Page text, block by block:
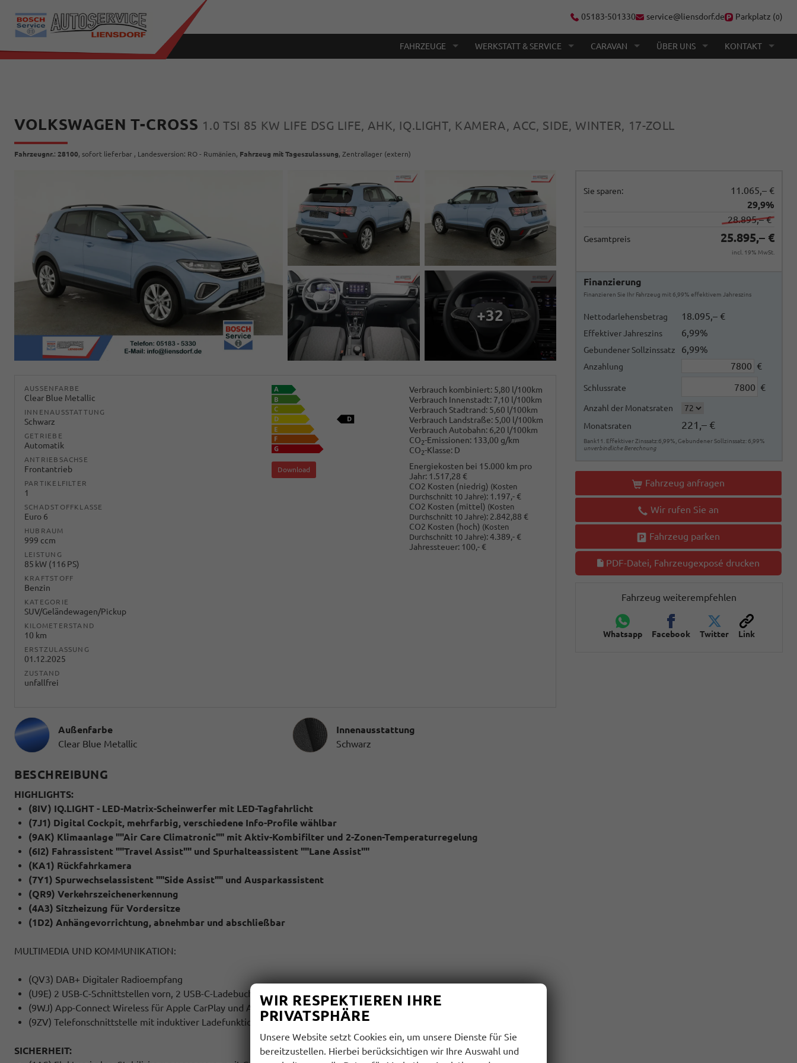
05183-501330 service@liensdorf.de Parkplatz (0)
FAHRZEUGE WERKSTATT & SERVICE CARAVAN ÜBER UNS KONTAKT
VOLKSWAGEN T-CROSS 1.0 TSI 85 KW LIFE DSG LIFE, AHK, IQ.LIGHT, KAMERA, ACC, SIDE, WINTER, 17-ZOLL
Fahrzeugnr.: 28100, sofort lieferbar , Landesversion: RO - Rumänien, Fahrzeug mit Tageszulassung, Zentrallager (extern)
Sie sparen:
11.065,– €
29,9%
28.895,– €
Gesamtpreis 25.895,– €
incl. 19% MwSt.
Finanzierung
Finanzieren Sie Ihr Fahrzeug mit 6,99% effektivem Jahreszins
Nettodarlehensbetrag 18.095,– €
Effektiver Jahreszins 6,99%
Gebundener Sollzinssatz 6,99%
Anzahlung €
Schlussrate €
Anzahl der Monatsraten
Monatsraten
221,– €
Bank11. Effektiver Zinssatz:6,99%, Gebundener Sollzinssatz: 6,99%
unverbindliche Berechnung
Fahrzeug anfragen
Wir rufen Sie an
Fahrzeug parken
PDF-Datei, Fahrzeugexposé drucken
Fahrzeug weiterempfehlen
Whatsapp Facebook Twitter Link
+32
AUSSENFARBE
Clear Blue Metallic
INNENAUSSTATTUNG
Schwarz
GETRIEBE
Automatik
ANTRIEBSACHSE
Frontantrieb
PARTIKELFILTER
1
SCHADSTOFFKLASSE
Euro 6
HUBRAUM
999 ccm
LEISTUNG
85 kW (116 PS)
KRAFTSTOFF
Benzin
KATEGORIE
SUV/Geländewagen/Pickup
KILOMETERSTAND
10 km
ERSTZULASSUNG
01.12.2025
ZUSTAND
unfallfrei
Verbrauch kombiniert: 5,80 l/100km
Verbrauch Innenstadt: 7,10 l/100km
Verbrauch Stadtrand: 5,60 l/100km
Verbrauch Landstraße: 5,00 l/100km
Verbrauch Autobahn: 6,20 l/100km
CO2-Emissionen: 133,00 g/km
CO2-Klasse: D
Download
Energiekosten bei 15.000 km pro
Jahr: 1.517,28 €
CO2 Kosten (niedrig) (Kosten
Durchschnitt 10 Jahre): 1.197,- €
CO2 Kosten (mittel) (Kosten
Durchschnitt 10 Jahre): 2.842,88 €
CO2 Kosten (hoch) (Kosten
Durchschnitt 10 Jahre): 4.389,- €
Jahressteuer: 100,- €
Außenfarbe
Clear Blue Metallic
InnenausstattungInnenausstattung
Schwarz
BESCHREIBUNG
HIGHLIGHTS:
(8IV) IQ.LIGHT - LED-Matrix-Scheinwerfer mit LED-Tagfahrlicht
(7J1) Digital Cockpit, mehrfarbig, verschiedene Info-Profile wählbar
(9AK) Klimaanlage ""Air Care Climatronic"" mit Aktiv-Kombifilter und 2-Zonen-Temperaturregelung
(6I2) Fahrassistent ""Travel Assist"" und Spurhalteassistent ""Lane Assist""
(KA1) Rückfahrkamera
(7Y1) Spurwechselassistent ""Side Assist"" und Ausparkassistent
(QR9) Verkehrszeichenerkennung
(4A3) Sitzheizung für Vordersitze
(1D2) Anhängevorrichtung, abnehmbar und abschließbar
MULTIMEDIA UND KOMMUNIKATION:
(QV3) DAB+ Digitaler Radioempfang
(U9E) 2 USB-C-Schnittstellen vorn, 2 USB-C-Ladebuchsen an der Mittelkonsole hinten, Ladeleistung bis zu 45 W
(9WJ) App-Connect Wireless für Apple CarPlay und Android Auto
(9ZV) Telefonschnittstelle mit induktiver Ladefunktion
SICHERHEIT:
WIR RESPEKTIEREN IHRE
PRIVATSPHÄRE
Unsere Website setzt Cookies ein, um unsere Dienste für Sie
bereitzustellen. Hierbei berücksichtigen wir Ihre Auswahl und